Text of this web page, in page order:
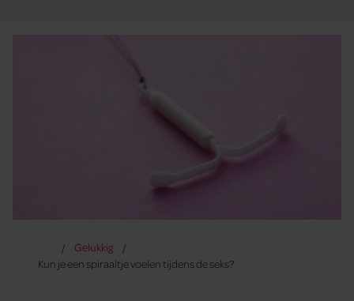
Gelukkig
Kun je een spiraaltje voelen tijdens de seks?